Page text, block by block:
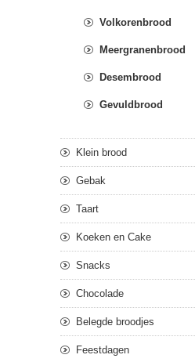
Volkorenbrood
Meergranenbrood
Desembrood
Gevuldbrood
Klein brood
Gebak
Taart
Koeken en Cake
Snacks
Chocolade
Belegde broodjes
Feestdagen